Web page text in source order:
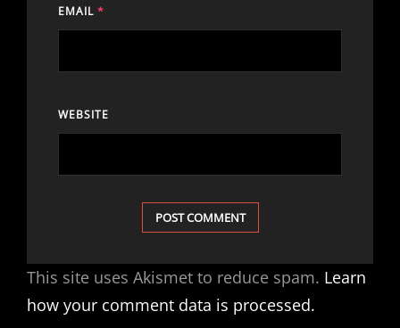
EMAIL *
WEBSITE
This site uses Akismet to reduce spam. Learn
how your comment data is processed.